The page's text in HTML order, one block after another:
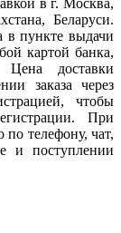
в г. Москва,
Беларуси.
в пункте выдачи
картой банка,
Цена доставки
заказа через
чтобы
При
телефону, чат,
и поступлении